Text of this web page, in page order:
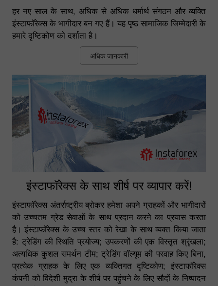
हर नए साल के साथ, अधिक से अधिक धर्मार्थ संगठन और व्यक्ति
इंस्टाफॉरेक्स के भागीदार बन गए हैं। यह पृष्ठ सामाजिक जिम्मेदारी के
हमारे दृष्टिकोण को दर्शाता है।
अधिक जानकारी
इंस्टाफॉरेक्स के साथ शीर्ष पर व्यापार करें!
इंस्टाफॉरेक्स अंतर्राष्ट्रीय ब्रोकर हमेशा अपने ग्राहकों और भागीदारों
को उच्चतम ग्रेड सेवाओं के साथ प्रदान करने का प्रयास करता
है। इंस्टाफॉरेक्स के उच्च स्तर को रेखा के साथ व्यक्त किया जाता
है: ट्रेडिंग की स्थिति प्रयोज्य; उपकरणों की एक विस्तृत श्रृंखला;
अत्यधिक कुशल समर्थन टीम; ट्रेडिंग वॉल्यूम की परवाह किए बिना,
प्रत्येक ग्राहक के लिए एक व्यक्तिगत दृष्टिकोण; इंस्टाफॉरेक्स
कंपनी को विदेशी मुद्रा के शीर्ष पर पहुंचने के लिए सौदों के निष्पादन